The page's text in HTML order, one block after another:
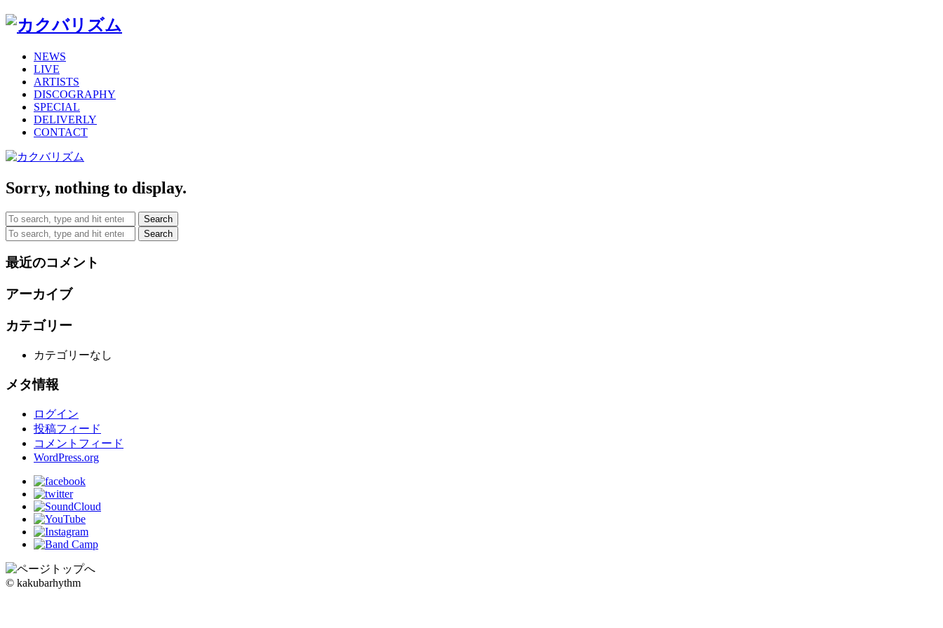
NEWS
LIVE
ARTISTS
DISCOGRAPHY
SPECIAL
DELIVERLY
CONTACT
Sorry, nothing to display.
Search
Search
最近のコメント
アーカイブ
カテゴリー
カテゴリーなし
メタ情報
ログイン
投稿フィード
コメントフィード
WordPress.org
© kakubarhythm